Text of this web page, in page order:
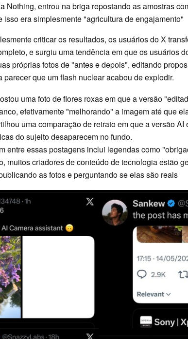
Nothing, entrou na briga repostando as amostras
isso era simplesmente "agricultura de engajamento"
criticar os resultados, os usuários do X
e surgiu uma tendência em que os usuários
próprias fotos de "antes e depois", editando
parecer que um flash nuclear acabou de explodir.
uma foto de flores roxas em que a versão
efetivamente "melhorando" a imagem até que
uma comparação de retrato em que a versão AI
do sujeito desaparecem no fundo.
entre essas postagens inclui legendas como
muitos criadores de conteúdo de tecnologia estão
as fotos e perguntando se elas são reais